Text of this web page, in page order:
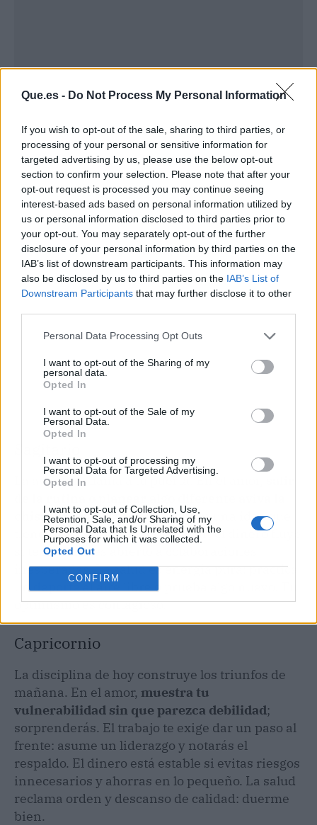
Que.es - Do Not Process My Personal Information
If you wish to opt-out of the sale, sharing to third parties, or
processing of your personal or sensitive information for
targeted advertising by us, please use the below opt-out
section to confirm your selection. Please note that after your
opt-out request is processed you may continue seeing
interest-based ads based on personal information utilized by
us or personal information disclosed to third parties prior to
your opt-out. You may separately opt-out of the further
disclosure of your personal information by third parties on the
IAB’s list of downstream participants. This information may
also be disclosed by us to third parties on the IAB’s List of
Downstream Participants that may further disclose it to other
Personal Data Processing Opt Outs
I want to opt-out of the Sharing of my
personal data.
Opted In
I want to opt-out of the Sale of my
Personal Data.
Opted In
I want to opt-out of processing my
Personal Data for Targeted Advertising.
Opted In
I want to opt-out of Collection, Use,
Retention, Sale, and/or Sharing of my
Personal Data that Is Unrelated with the
Purposes for which it was collected.
Opted Out
CONFIRM
Publicidad
La aventura llama a tu puerta. En el amor,
chispa. El trabajo se ilumina con una idea que
tienes que atreverte a compartir; el dinero fluye
si te mantienes abierto a colaboraciones
inesperadas. La salud es energía pura: practica
undeporteal aire libre o prueba algo nuevo. Tu
optimismo es contagioso.
Capricornio
La disciplina de hoy construye los triunfos de
mañana. En el amor, muestra tu
vulnerabilidad sin que parezca debilidad;
sorprenderás. El trabajo te exige dar un paso al
frente: asume un liderazgo y notarás el
respaldo. El dinero está estable si evitas riesgos
innecesarios y ahorras en lo pequeño. La salud
reclama orden y descanso de calidad: duerme
bien.